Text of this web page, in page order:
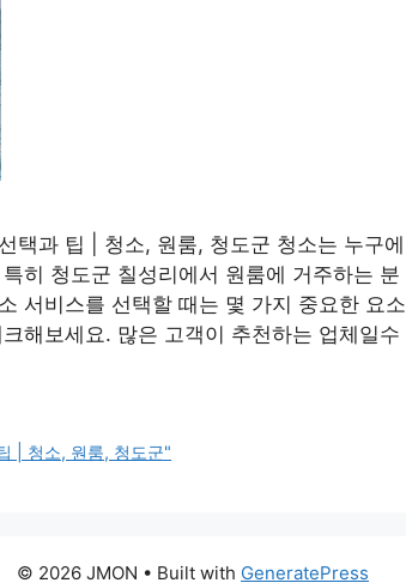
택과 팁 | 청소, 원룸, 청도군 청소는 누구에
히 청도군 칠성리에서 원룸에 거주하는 분
서비스를 선택할 때는 몇 가지 중요한 요소
해보세요. 많은 고객이 추천하는 업체일수
| 청소, 원룸, 청도군"
© 2026 JMON • Built with GeneratePress